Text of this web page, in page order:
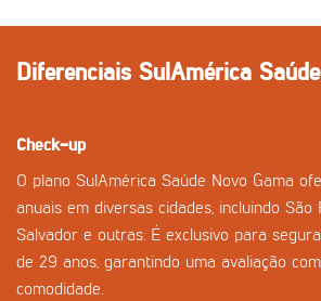
Diferenciais SulAmérica
Check-up
O plano SulAmérica Saúde Novo Gama
anuais em diversas cidades, incluindo São
Salvador e outras. É exclusivo para
de 29 anos, garantindo uma avaliação
comodidade.